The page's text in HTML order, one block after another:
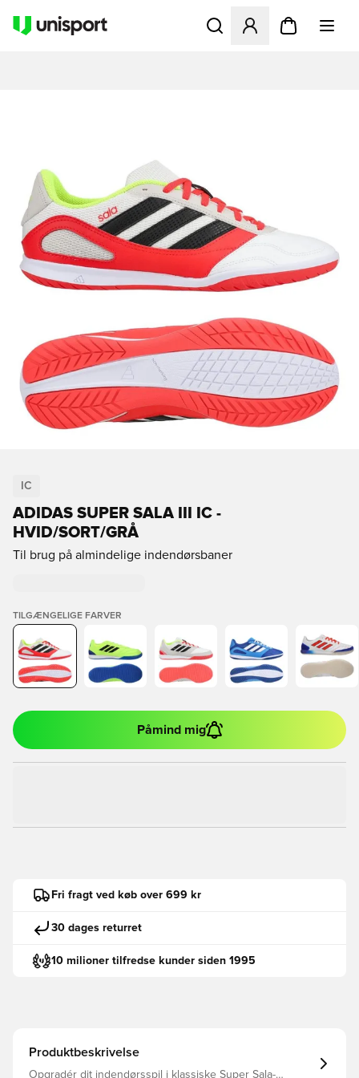
Åbner en Modal til at
IC
ADIDAS SUPER SALA III IC -
HVID/SORT/GRÅ
Til brug på almindelige indendørsbaner
TILGÆNGELIGE FARVER
Påmind mig
Fri fragt ved køb over 699 kr
30 dages returret
10 milioner tilfredse kunder siden 1995
Produktbeskrivelse
Opgradér dit indendørsspil i klassiske Super Sala-